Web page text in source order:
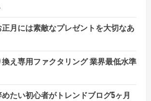
月には素敵なプレゼントを大切なあ
え専用ファクタリング 業界最低水準
たい初心者がトレンドブログ5ヶ月